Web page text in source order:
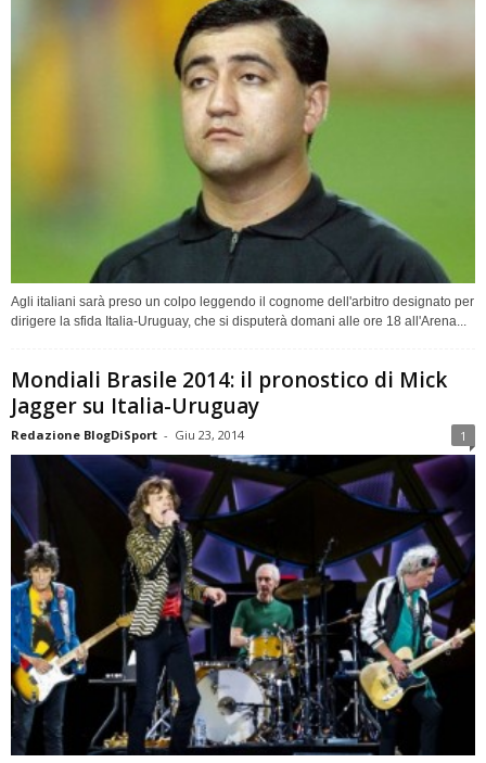
Agli italiani sarà preso un colpo leggendo il cognome dell'arbitro designato per
dirigere la sfida Italia-Uruguay, che si disputerà domani alle ore 18 all'Arena...
Mondiali Brasile 2014: il pronostico di Mick
Jagger su Italia-Uruguay
Redazione BlogDiSport - Giu 23, 2014 1